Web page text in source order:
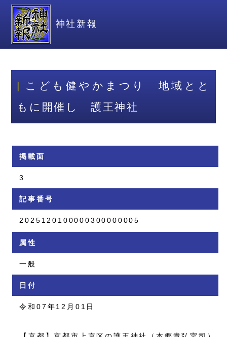
神社新報
こども健やかまつり 地域とと
もに開催し 護王神社
掲載面
3
記事番号
2025120100000300000005
属性
一般
日付
令和07年12月01日